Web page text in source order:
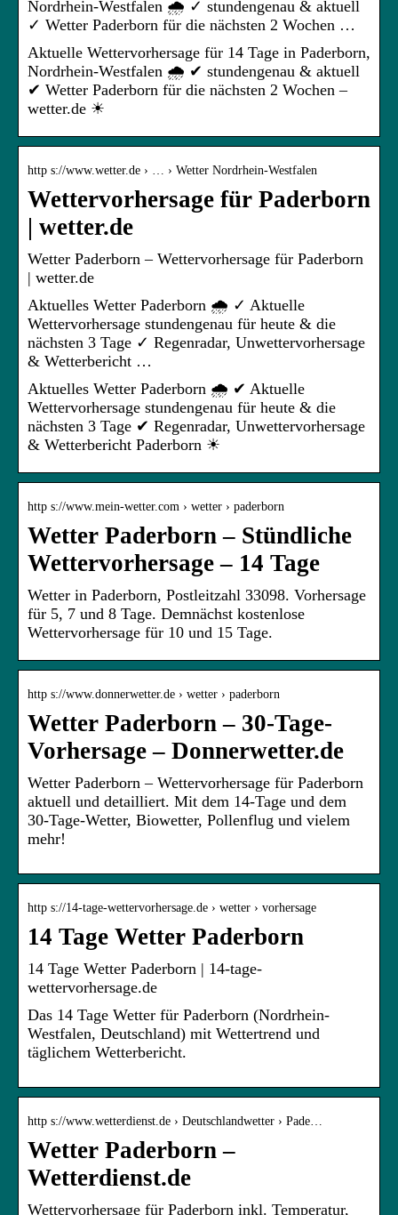
Nordrhein-Westfalen 🌧️ ✓ stundengenau & aktuell
✓ Wetter Paderborn für die nächsten 2 Wochen …
Aktuelle Wettervorhersage für 14 Tage in Paderborn,
Nordrhein-Westfalen 🌧️ ✔ stundengenau & aktuell
✔ Wetter Paderborn für die nächsten 2 Wochen –
wetter.de ☀
http s://www.wetter.de › … › Wetter Nordrhein-Westfalen
Wettervorhersage für Paderborn
| wetter.de
Wetter Paderborn – Wettervorhersage für Paderborn
| wetter.de
Aktuelles Wetter Paderborn 🌧️ ✓ Aktuelle
Wettervorhersage stundengenau für heute & die
nächsten 3 Tage ✓ Regenradar, Unwettervorhersage
& Wetterbericht …
Aktuelles Wetter Paderborn 🌧️ ✔ Aktuelle
Wettervorhersage stundengenau für heute & die
nächsten 3 Tage ✔ Regenradar, Unwettervorhersage
& Wetterbericht Paderborn ☀
http s://www.mein-wetter.com › wetter › paderborn
Wetter Paderborn – Stündliche
Wettervorhersage – 14 Tage
Wetter in Paderborn, Postleitzahl 33098. Vorhersage
für 5, 7 und 8 Tage. Demnächst kostenlose
Wettervorhersage für 10 und 15 Tage.
http s://www.donnerwetter.de › wetter › paderborn
Wetter Paderborn – 30-Tage-
Vorhersage – Donnerwetter.de
Wetter Paderborn – Wettervorhersage für Paderborn
aktuell und detailliert. Mit dem 14-Tage und dem
30-Tage-Wetter, Biowetter, Pollenflug und vielem
mehr!
http s://14-tage-wettervorhersage.de › wetter › vorhersage
14 Tage Wetter Paderborn
14 Tage Wetter Paderborn | 14-tage-
wettervorhersage.de
Das 14 Tage Wetter für Paderborn (Nordrhein-
Westfalen, Deutschland) mit Wettertrend und
täglichem Wetterbericht.
http s://www.wetterdienst.de › Deutschlandwetter › Pade…
Wetter Paderborn –
Wetterdienst.de
Wettervorhersage für Paderborn inkl. Temperatur,